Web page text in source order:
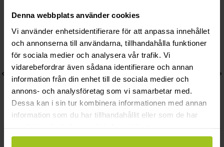
Denna webbplats använder cookies
Vi använder enhetsidentifierare för att anpassa innehållet
och annonserna till användarna, tillhandahålla funktioner
för sociala medier och analysera vår trafik. Vi
vidarebefordrar även sådana identifierare och annan
information från din enhet till de sociala medier och
annons- och analysföretag som vi samarbetar med.
Dessa kan i sin tur kombinera informationen med annan
information som du har tillhandahållit eller som de har
August
Skagen